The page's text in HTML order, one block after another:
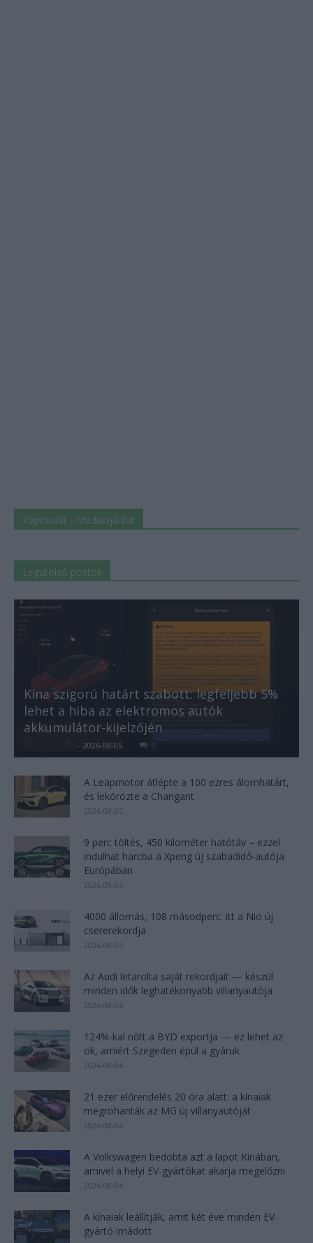
Kapcsolat - Médiaajánlat
Legutolsó postok
Kína szigorú határt szabott: legfeljebb 5%
lehet a hiba az elektromos autók
akkumulátor-kijelzőjén
- 2026-08-05 0
A Leapmotor átlépte a 100 ezres álomhatárt,
és lekörözte a Changant
2026-08-05
9 perc töltés, 450 kilométer hatótáv – ezzel
indulhat harcba a Xpeng új szabadidő-autója
Európában
2026-08-05
4000 állomás, 108 másodperc: itt a Nio új
csererekordja
2026-08-05
Az Audi letarolta saját rekordjait — készül
minden idők leghatékonyabb villanyautója
2026-08-04
124%-kal nőtt a BYD exportja — ez lehet az
ok, amiért Szegeden épül a gyáruk
2026-08-04
21 ezer előrendelés 20 óra alatt: a kínaiak
megrohanták az MG új villanyautóját
2026-08-04
A Volkswagen bedobta azt a lapot Kínában,
amivel a helyi EV-gyártókat akarja megelőzni
2026-08-04
A kínaiak leállítják, amit két éve minden EV-
gyártó imádott